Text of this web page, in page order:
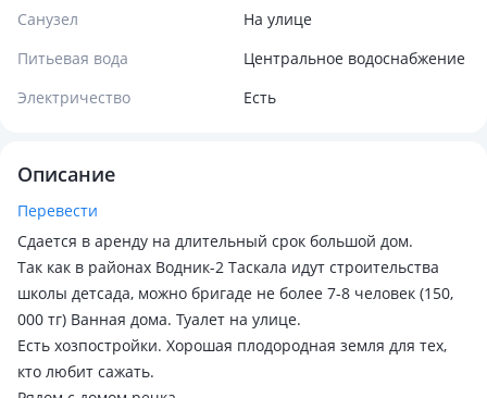
Санузел
На улице
Питьевая вода
Центральное водоснабжение
Электричество
Есть
Описание
Перевести
Сдается в аренду на длительный срок большой дом.
Так как в районах Водник-2 Таскала идут строительства
школы детсада, можно бригаде не более 7-8 человек (150,
000 тг) Ванная дома. Туалет на улице.
Есть хозпостройки. Хорошая плодородная земля для тех,
кто любит сажать.